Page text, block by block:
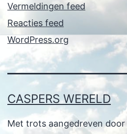
Vermeldingen feed
Reacties feed
WordPress.org
CASPERS WERELD
Met trots aangedreven door